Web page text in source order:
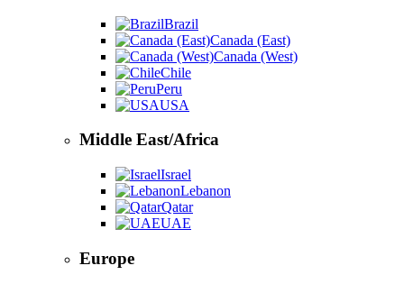
Brazil
Canada (East)
Canada (West)
Chile
Peru
USA
Middle East/Africa
Israel
Lebanon
Qatar
UAE
Europe